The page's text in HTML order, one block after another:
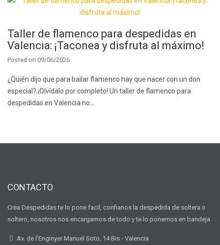
Taller de flamenco para despedidas en
Valencia: ¡Taconea y disfruta al máximo!
Posted on 09/06/2026
¿Quién dijo que para bailar flamenco hay que nacer con un don
especial? ¡Olvídalo por completo! Un taller de flamenco para
despedidas en Valencia no…
CONTACTO
Crea Despedidas te lo pone facil, confianos la despedida de soltera o
soltero, nosotros nos encargamos de todo y te lo ponemos en bandeja.
Av. de I'Enginyer Manuel Soto, 14 Bis - Valencia